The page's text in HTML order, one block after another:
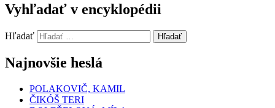
Vyhľadať v encyklopédii
Hľadať Hľadať
Najnovšie heslá
POLAKOVIČ, KAMIL
ČIKÓŠ TERI